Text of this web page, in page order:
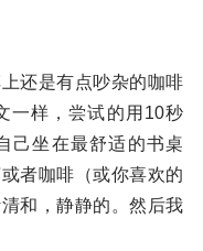
还是有点吵杂的咖啡
一样，尝试的用10秒
己坐在最舒适的书桌
者咖啡（或你喜欢的
和，静静的。然后我